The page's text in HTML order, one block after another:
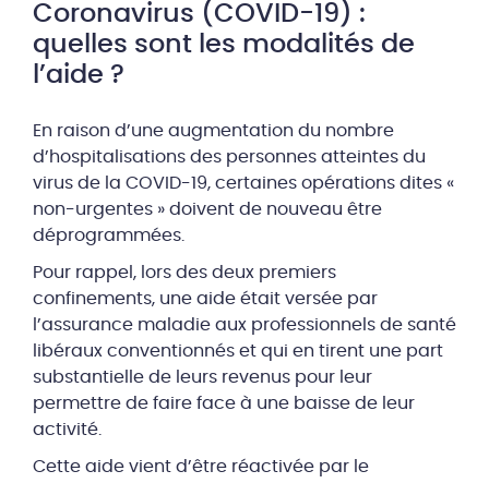
Coronavirus (COVID-19) :
quelles sont les modalités de
l’aide ?
En raison d’une augmentation du nombre
d’hospitalisations des personnes atteintes du
virus de la COVID-19, certaines opérations dites «
non-urgentes » doivent de nouveau être
déprogrammées.
Pour rappel, lors des deux premiers
confinements, une aide était versée par
l’assurance maladie aux professionnels de santé
libéraux conventionnés et qui en tirent une part
substantielle de leurs revenus pour leur
permettre de faire face à une baisse de leur
activité.
Cette aide vient d’être réactivée par le